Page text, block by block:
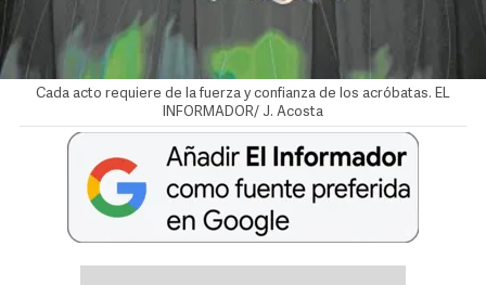
Cada acto requiere de la fuerza y confianza de los acróbatas. EL
INFORMADOR/ J. Acosta